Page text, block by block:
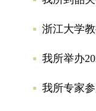
浙江大学
我所举办
我所专家